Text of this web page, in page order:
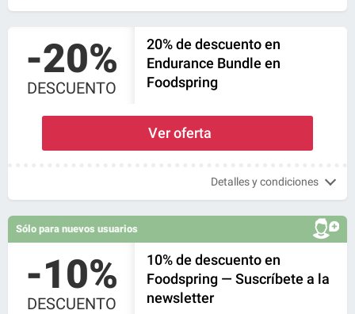
-20%
DESCUENTO
20% de descuento en
Endurance Bundle en
Foodspring
Ver oferta
Detalles y condiciones
Sólo para nuevos usuarios
-10%
DESCUENTO
10% de descuento en
Foodspring — Suscríbete a la
newsletter